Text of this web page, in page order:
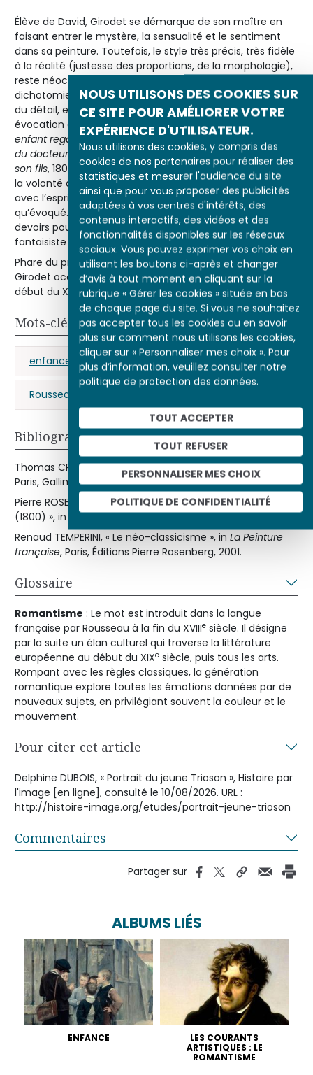
NOUS UTILISONS DES COOKIES SUR
CE SITE POUR AMÉLIORER VOTRE
EXPÉRIENCE D'UTILISATEUR.
Nous utilisons des cookies, y compris des
cookies de nos partenaires pour réaliser des
statistiques et mesurer l'audience du site
ainsi que pour vous proposer des publicités
adaptées à vos centres d'intérêts, des
contenus interactifs, des vidéos et des
fonctionnalités disponibles sur les réseaux
sociaux. Vous pouvez exprimer vos choix en
utilisant les boutons ci-après et changer
d’avis à tout moment en cliquant sur la
rubrique « Gérer les cookies » située en bas
de chaque page du site. Si vous ne souhaitez
pas accepter tous les cookies ou en savoir
plus sur comment nous utilisons les cookies,
cliquer sur « Personnaliser mes choix ». Pour
plus d’information, veuillez consulter notre
politique de protection des données.
TOUT ACCEPTER
TOUT REFUSER
PERSONNALISER MES CHOIX
POLITIQUE DE CONFIDENTIALITÉ
Élève de David, Girodet se démarque de son maître en
faisant entrer le mystère, la sensualité et le sentiment
dans sa peinture. Toutefois, le style très précis, très fidèle
à la réalité (justesse des proportions, de la morphologie),
reste néoclassique. Ce tableau exprime une certaine
dichotomie entre l’extrême exactitude du dessin, le souci
du détail, et le propos éthéré et chimérique du sujet. Son
évocation de l’enfance, d’une grande subtilité (Un jeune
enfant regardant des figures dans un livre , 1798 ;Portrait
du docteur Trioson donnant une leçon de géographie à
son fils, 1804), témoigne d’une profonde sensibilité et de
la volonté d’affirmation du sujet, du moi, en plein accord
avec l’esprit romantique. Toutefois, le rêve n’est ici
qu’évoqué. Girodet peint la réalité (un enfant délaisse ses
devoirs pour rêver) et non le monde onirique et
fantaisiste comme le feront les romantiques allemands.
Phare du premier romantisme français, l’œuvre de
Girodet occupe une place à part dans la peinture du
début du XIX
esiècle.
Mots-clés
enfance portrait romantisme
Rousseau (Jean-Jacques)
Bibliographie
Thomas CROW,L’Atelier de David. Émulation et Révolution,
Paris, Gallimard, 1997.
Pierre ROSENBERG, « Le portrait de Romainville Trioson
(1800) », in
Revue du Louvre, 4-1991, p. 11.
Renaud TEMPERINI, « Le néo-classicisme », in La Peinture
française, Paris, Éditions Pierre Rosenberg, 2001.
Glossaire
Romantisme : Le mot est introduit dans la langue
française par Rousseau à la fin du XVIIIe siècle. Il désigne
par la suite un élan culturel qui traverse la littérature
européenne au début du XIXe siècle, puis tous les arts.
Rompant avec les règles classiques, la génération
romantique explore toutes les émotions données par de
nouveaux sujets, en privilégiant souvent la couleur et le
mouvement.
Pour citer cet article
Delphine DUBOIS, « Portrait du jeune Trioson », Histoire par
l'image [en ligne], consulté le 10/08/2026. URL :
http://histoire-image.org/etudes/portrait-jeune-trioson
Commentaires
Partager sur
ALBUMS LIÉS
ENFANCE
LES COURANTS
ARTISTIQUES : LE
ROMANTISME